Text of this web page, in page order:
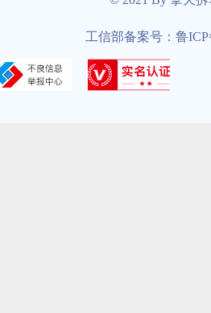
工信部备案号：鲁